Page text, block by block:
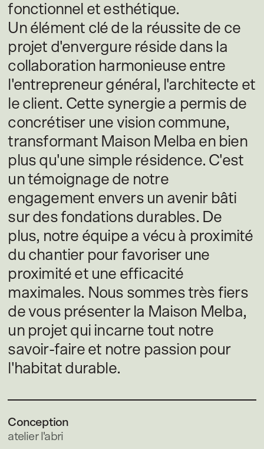
fonctionnel et esthétique.
Un élément clé de la réussite de ce
projet d'envergure réside dans la
collaboration harmonieuse entre
l'entrepreneur général, l'architecte et
le client. Cette synergie a permis de
concrétiser une vision commune,
transformant Maison Melba en bien
plus qu'une simple résidence. C'est
un témoignage de notre
engagement envers un avenir bâti
sur des fondations durables. De
plus, notre équipe a vécu à proximité
du chantier pour favoriser une
proximité et une efficacité
maximales. Nous sommes très fiers
de vous présenter la Maison Melba,
un projet qui incarne tout notre
savoir-faire et notre passion pour
l'habitat durable.
Conception
atelier l'abri